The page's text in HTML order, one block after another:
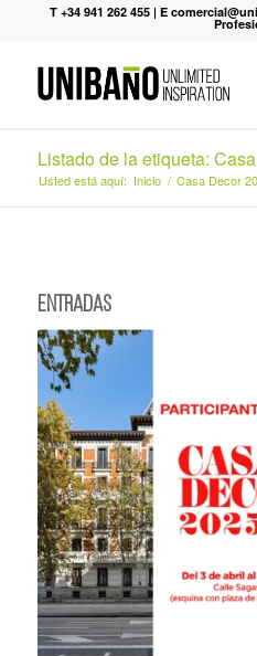
T +34 941 262 455 |E
Listado de la etiqueta:
Usted está aquí: Inicio / Casa Decor
Entradas